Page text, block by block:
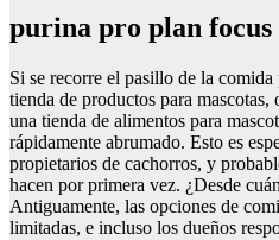
purina pro plan
Si se recorre el pasillo de la
tienda de productos para mascotas,
una tienda de alimentos para
rápidamente abrumado. Esto es
propietarios de cachorros, y
hacen por primera vez. ¿Desde
Antiguamente, las opciones de
limitadas, e incluso los dueños